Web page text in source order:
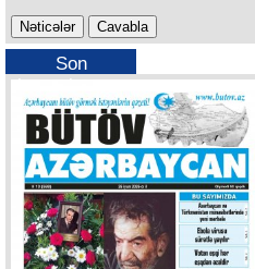
Son
buraxılışımız